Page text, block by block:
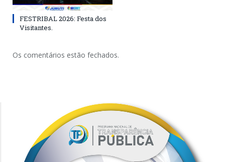
FESTRIBAL 2026: Festa dos
Visitantes.
Os comentários estão fechados.